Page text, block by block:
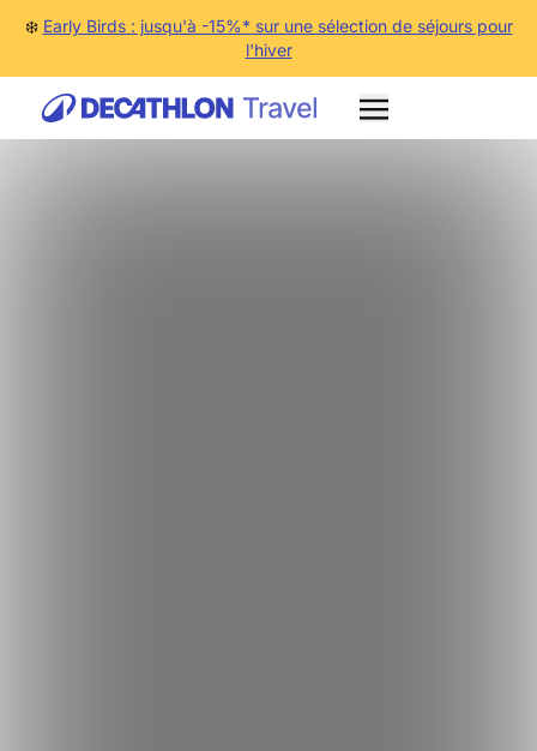
❄️ Early Birds : jusqu'à -15%* sur une sélection de séjours pour
l'hiver